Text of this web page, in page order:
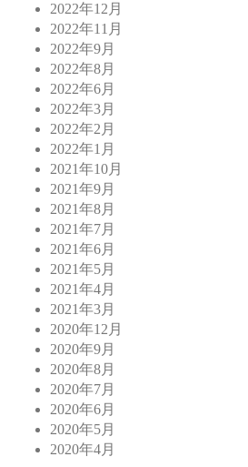
2022年12月
2022年11月
2022年9月
2022年8月
2022年6月
2022年3月
2022年2月
2022年1月
2021年10月
2021年9月
2021年8月
2021年7月
2021年6月
2021年5月
2021年4月
2021年3月
2020年12月
2020年9月
2020年8月
2020年7月
2020年6月
2020年5月
2020年4月